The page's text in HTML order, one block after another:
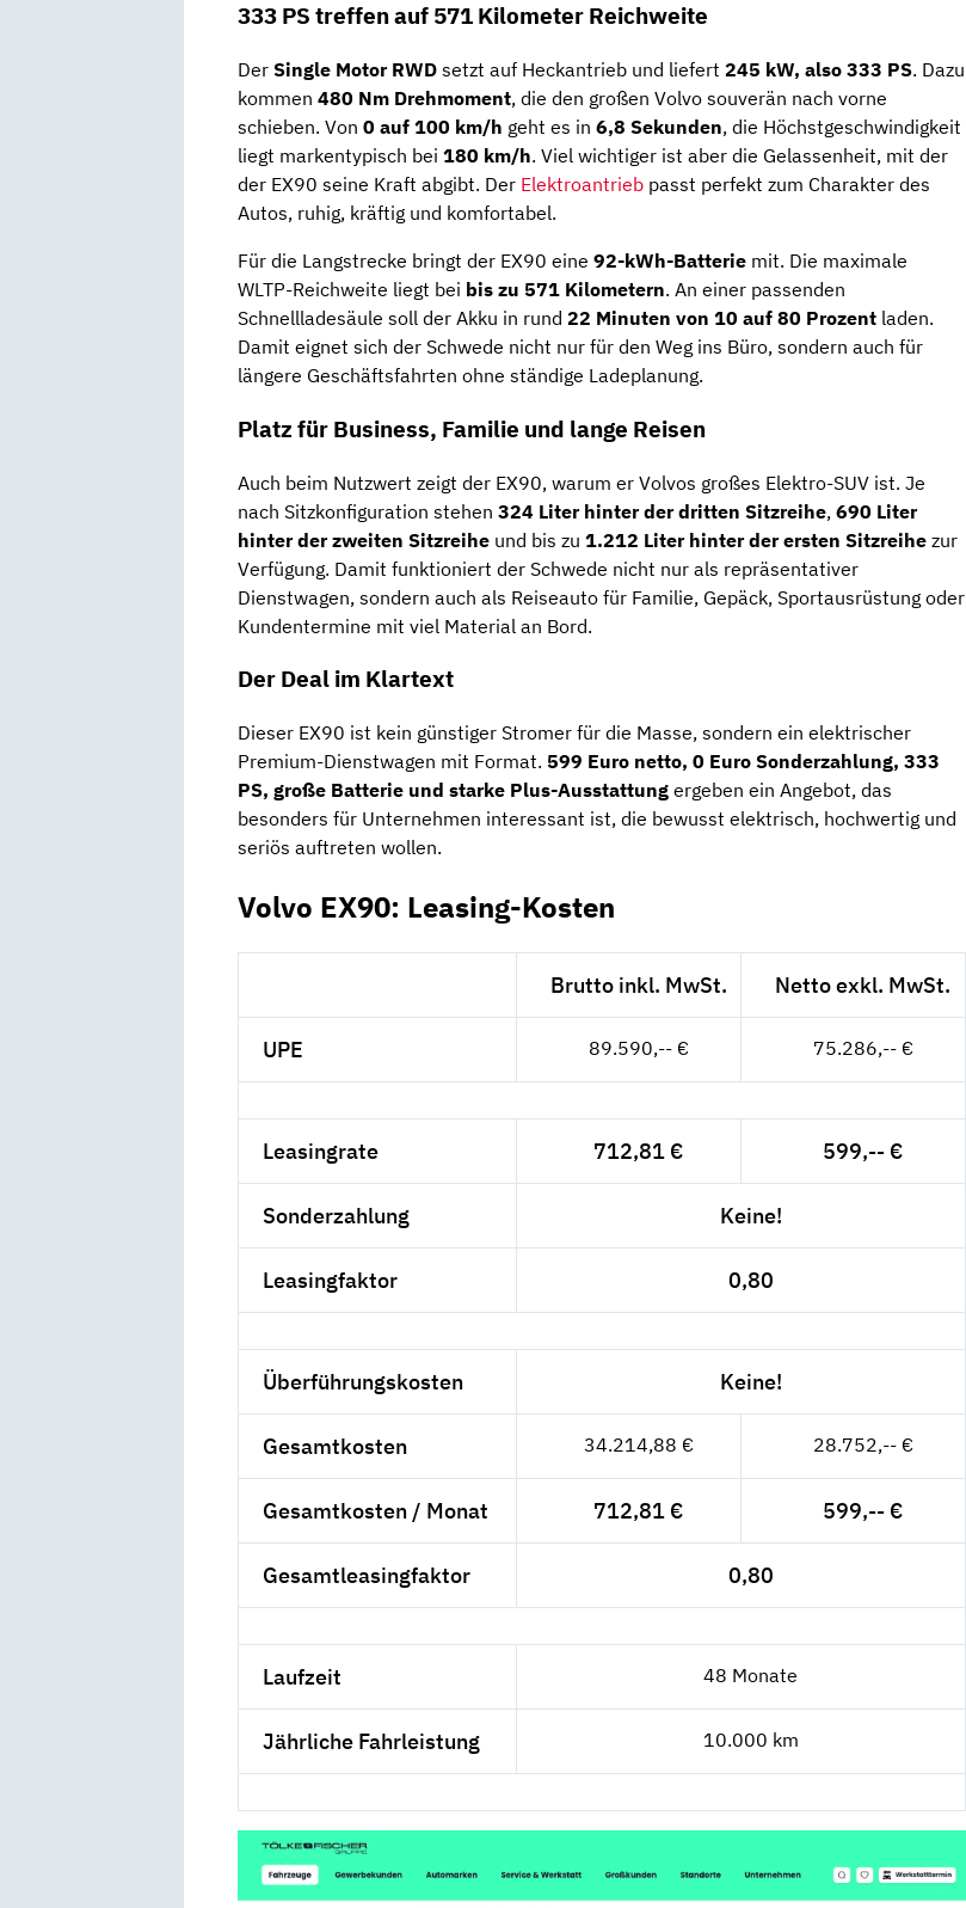
333 PS treffen auf 571 Kilometer Reichweite
Der Single Motor RWD setzt auf Heckantrieb und liefert 245 kW, also 333 PS. Dazu
kommen 480 Nm Drehmoment, die den großen Volvo souverän nach vorne
schieben. Von 0 auf 100 km/h geht es in 6,8 Sekunden, die Höchstgeschwindigkeit
liegt markentypisch bei 180 km/h. Viel wichtiger ist aber die Gelassenheit, mit der
der EX90 seine Kraft abgibt. Der Elektroantrieb passt perfekt zum Charakter des
Autos, ruhig, kräftig und komfortabel.
Für die Langstrecke bringt der EX90 eine 92-kWh-Batterie mit. Die maximale
WLTP-Reichweite liegt bei bis zu 571 Kilometern. An einer passenden
Schnellladesäule soll der Akku in rund 22 Minuten von 10 auf 80 Prozent laden.
Damit eignet sich der Schwede nicht nur für den Weg ins Büro, sondern auch für
längere Geschäftsfahrten ohne ständige Ladeplanung.
Platz für Business, Familie und lange Reisen
Auch beim Nutzwert zeigt der EX90, warum er Volvos großes Elektro-SUV ist. Je
nach Sitzkonfiguration stehen 324 Liter hinter der dritten Sitzreihe, 690 Liter
hinter der zweiten Sitzreihe und bis zu 1.212 Liter hinter der ersten Sitzreihe zur
Verfügung. Damit funktioniert der Schwede nicht nur als repräsentativer
Dienstwagen, sondern auch als Reiseauto für Familie, Gepäck, Sportausrüstung oder
Kundentermine mit viel Material an Bord.
Der Deal im Klartext
Dieser EX90 ist kein günstiger Stromer für die Masse, sondern ein elektrischer
Premium-Dienstwagen mit Format. 599 Euro netto, 0 Euro Sonderzahlung, 333
PS, große Batterie und starke Plus-Ausstattung ergeben ein Angebot, das
besonders für Unternehmen interessant ist, die bewusst elektrisch, hochwertig und
seriös auftreten wollen.
Volvo EX90: Leasing-Kosten
Brutto inkl. MwSt. Netto exkl. MwSt.
UPE 89.590,-- € 75.286,-- €
Leasingrate 712,81 € 599,-- €
Sonderzahlung Keine!
Leasingfaktor 0,80
Überführungskosten Keine!
Gesamtkosten 34.214,88 € 28.752,-- €
Gesamtkosten / Monat 712,81 € 599,-- €
Gesamtleasingfaktor 0,80
Laufzeit 48 Monate
Jährliche Fahrleistung 10.000 km